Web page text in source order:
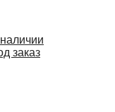
заказ